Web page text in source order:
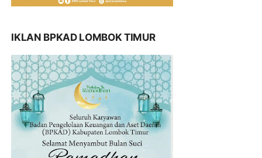
IKLAN BPKAD LOMBOK TIMUR